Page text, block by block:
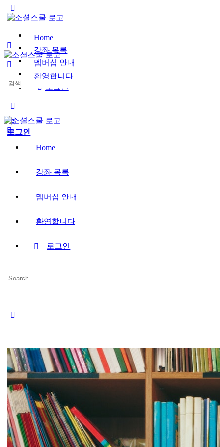
Side
Home
강좌 목록
멤버십 안내
환영합니다
로그인
로그인
Search
Home
강좌 목록
멤버십 안내
환영합니다
로그인
Search